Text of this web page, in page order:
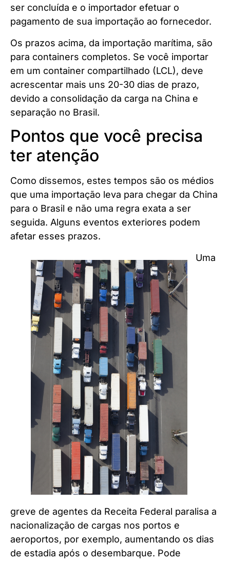
ser concluída e o importador efetuar o
pagamento de sua importação ao fornecedor.
Os prazos acima, da importação marítima, são
para containers completos. Se você importar
em um container compartilhado (LCL), deve
acrescentar mais uns 20-30 dias de prazo,
devido a consolidação da carga na China e
separação no Brasil.
Pontos que você precisa
ter atenção
Como dissemos, estes tempos são os médios
que uma importação leva para chegar da China
para o Brasil e não uma regra exata a ser
seguida. Alguns eventos exteriores podem
afetar esses prazos.
Uma
greve de agentes da Receita Federal paralisa a
nacionalização de cargas nos portos e
aeroportos, por exemplo, aumentando os dias
de estadia após o desembarque. Pode